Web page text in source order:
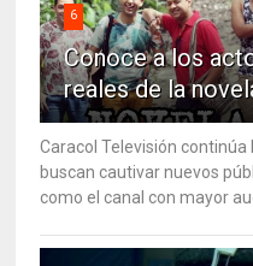
6
Conoce a los
reales de la
Caracol Televisión
buscan cautivar nuevos
como el canal con mayor